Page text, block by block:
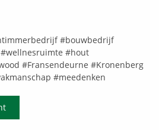
#bouwbedrijf
#wellnesruimte #hout
#Fransendeurne #Kronenberg
#meedenken